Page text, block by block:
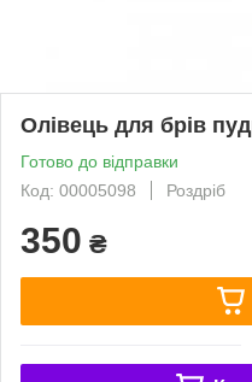
Олівець для брів
Готово до відправки
Код: 00005098
Роздріб
350 ₴